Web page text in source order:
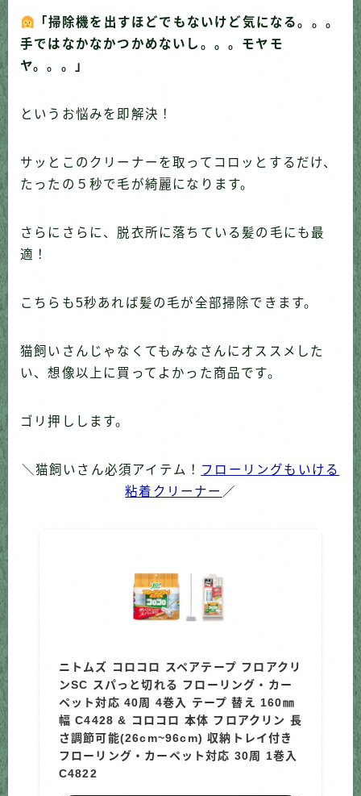
「掃除機を出すほどでもないけど気になる。。。
手ではなかなかつかめないし。。。モヤモ
ヤ。。。」
というお悩みを即解決！
サッとこのクリーナーを取ってコロッとするだけ、
たったの５秒で毛が綺麗になります。
さらにさらに、脱衣所に落ちている髪の毛にも最
適！
こちらも5秒あれば髪の毛が全部掃除できます。
猫飼いさんじゃなくてもみなさんにオススメした
い、想像以上に買ってよかった商品です。
ゴリ押しします。
＼猫飼いさん必須アイテム！ フローリングもいける
粘着クリーナー ／
ニトムズ コロコロ スペアテープ フロアクリ
ンSC スパっと切れる フローリング・カー
ペット対応 40周 4巻入 テープ 替え 160㎜
幅 C4428 & コロコロ 本体 フロアクリン 長
さ調節可能(26cm~96cm) 収納トレイ付き
フローリング・カーペット対応 30周 1巻入
C4822